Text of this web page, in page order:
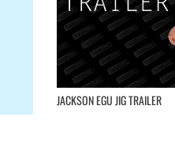
JACKSON EGU JIG TRAILER